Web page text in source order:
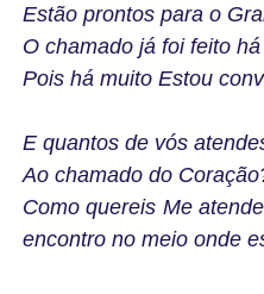
Estão prontos para o
O chamado já foi feito
Pois há muito Estou
E quantos de vós
Ao chamado do
Como quereis Me
encontro no meio onde